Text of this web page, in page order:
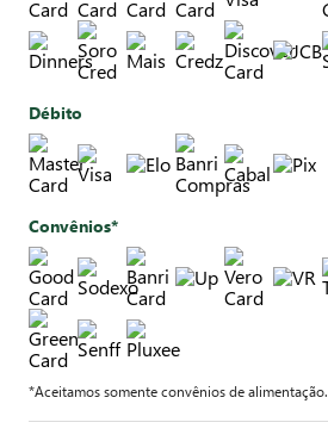
Débito
Convênios*
*Aceitamos somente convênios de alimentação.